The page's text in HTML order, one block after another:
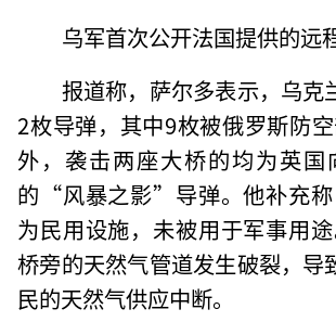
乌军首次公开法国提供的远
报道称，萨尔多表示，乌克
2枚导弹，其中9枚被俄罗斯防
外，袭击两座大桥的均为英国
的“风暴之影”导弹。他补充称
为民用设施，未被用于军事用
桥旁的天然气管道发生破裂，导
民的天然气供应中断。